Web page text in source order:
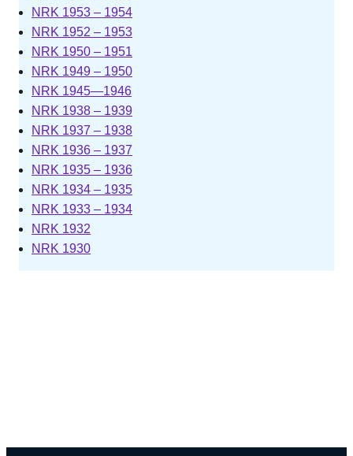
NRK 1953 – 1954
NRK 1952 – 1953
NRK 1950 – 1951
NRK 1949 – 1950
NRK 1945—1946
NRK 1938 – 1939
NRK 1937 – 1938
NRK 1936 – 1937
NRK 1935 – 1936
NRK 1934 – 1935
NRK 1933 – 1934
NRK 1932
NRK 1930